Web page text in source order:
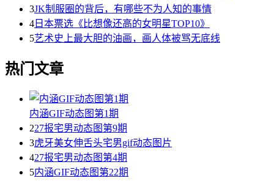
3JK制服圈的背后，有哪些不为人知的事情
4 日本票选《比想像还高的女明星TOP10》
5艺术史上最大胆的油画，画人体被骂无底线
热门文章
内涵GIF动态图第1期
227报宅男动态图第9期
3虎牙美女伸舌头宅男gif动态图片
427报宅男动态图第4期
5内涵GIF动态图第22期